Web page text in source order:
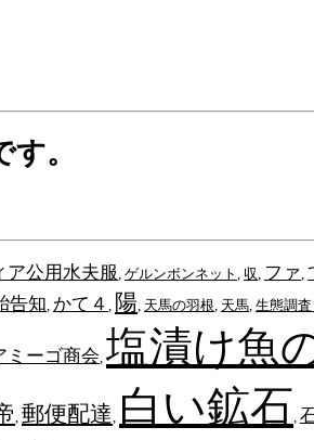
。
ア公用水夫服 ゲルンボンネット 収 ファ
告知 かて４ 陽 天馬の羽根 天馬 生態調査
ミーゴ商会 塩漬け魚
郵便配達 白い鉱石